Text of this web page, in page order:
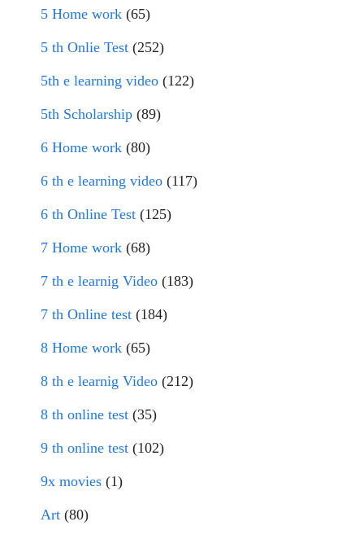
5 Home work (65)
5 th Onlie Test (252)
5th e learning video (122)
5th Scholarship (89)
6 Home work (80)
6 th e learning video (117)
6 th Online Test (125)
7 Home work (68)
7 th e learnig Video (183)
7 th Online test (184)
8 Home work (65)
8 th e learnig Video (212)
8 th online test (35)
9 th online test (102)
9x movies (1)
Art (80)